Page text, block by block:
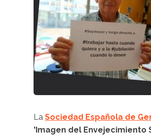
La Sociedad Española de
'Imagen del Envejecimiento